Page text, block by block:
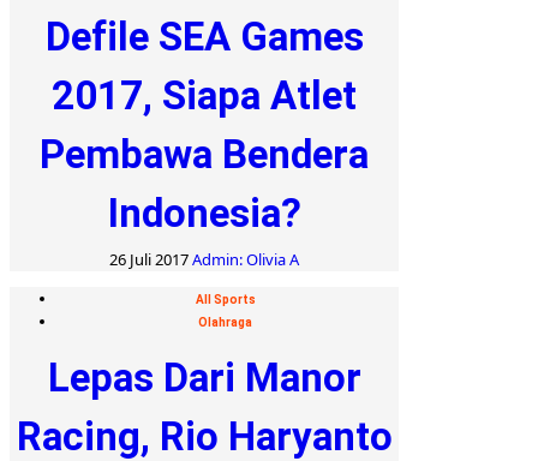
Defile SEA Games
2017, Siapa Atlet
Pembawa Bendera
Indonesia?
26 Juli 2017Admin: Olivia A
All Sports
Olahraga
Lepas Dari Manor
Racing, Rio Haryanto